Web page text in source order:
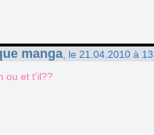
manga , le 21.04.2010 à
ou et t'il??